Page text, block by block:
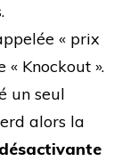
« prix
« Knockout ».
un seul
alors la